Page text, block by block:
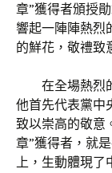
章”獲得者頒授
響起一陣陣熱烈
的鮮花，敬禮致
在全場熱烈的
他首先代表黨中
致以崇高的敬意
章”獲得者，就
上，生動體現了